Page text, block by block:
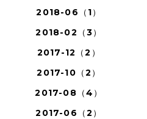
2018-06（1）
2018-02（3）
2017-12（2）
2017-10（2）
2017-08（4）
2017-06（2）